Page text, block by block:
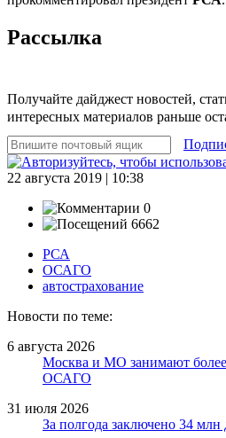
Рассылка
Получайте дайджест новостей,
интересных материалов раньше
22 августа 2019 | 10:38
0
6662
РСА
ОСАГО
автострахование
Новости по теме:
6 августа 2026
Москва и МО занимают
ОСАГО
31 июля 2026
За полгода заключено 34